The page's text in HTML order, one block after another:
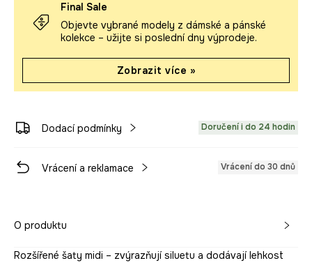
Final Sale
Objevte vybrané modely z dámské a pánské
kolekce – užijte si poslední dny výprodeje.
Zobrazit více »
Dodací podmínky Doručení i do 24 hodin
Vrácení a reklamace Vrácení do 30 dnů
O produktu
Rozšířené šaty midi – zvýrazňují siluetu a dodávají lehkost